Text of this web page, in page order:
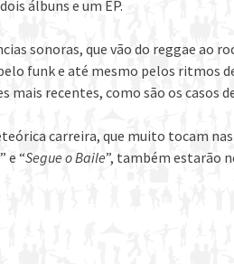
álbuns e um EP.
sonoras, que vão do reggae ao
funk e até mesmo pelos ritmos
mais recentes, como são os casos
carreira, que muito tocam
” e “Segue o Baile”, também estarão